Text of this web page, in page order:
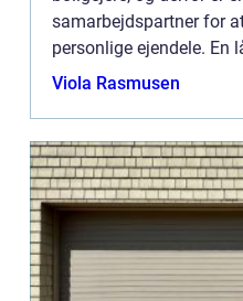
samarbejdspartner for
personlige ejendele. En
lang række løs...
Viola Rasmusen